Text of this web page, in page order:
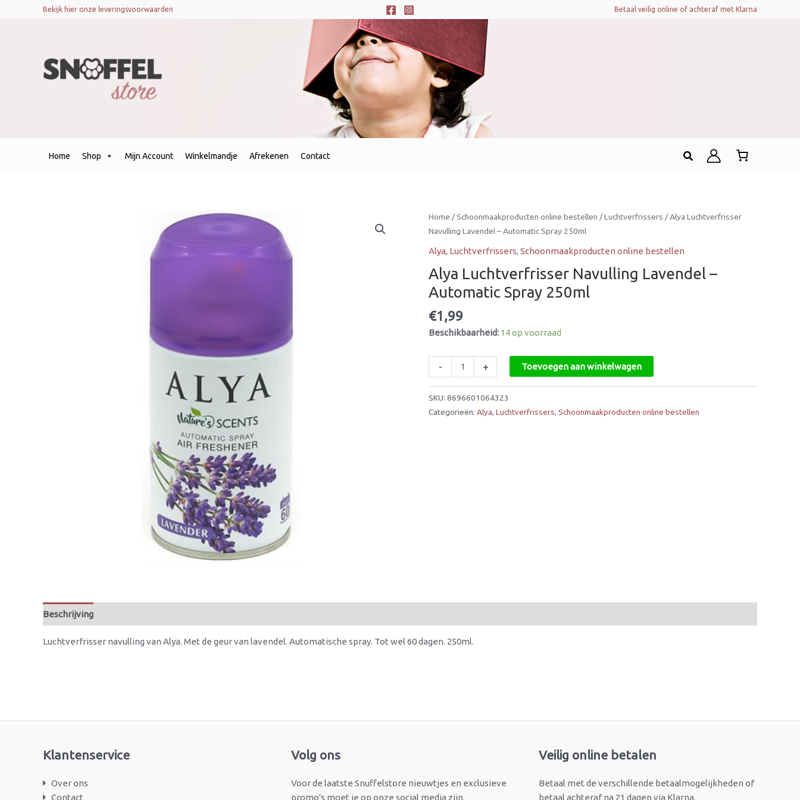
Bekijk hier onze leveringsvoorwaarden Betaal veilig online of achteraf met Klarna
Home Shop Mijn Account Winkelmandje Afrekenen Contact Zoeken
Home /Schoonmaakproducten online bestellen /Luchtverfrissers / Alya Luchtverfrisser
Navulling Lavendel – Automatic Spray 250ml
Alya, Luchtverfrissers, Schoonmaakproducten online bestellen
Alya Luchtverfrisser Navulling Lavendel –
Automatic Spray 250ml
€1,99
Beschikbaarheid: 14 op voorraad
-
Alya
Luchtverfrisser
Lavendel
–
Automatic
250ml
aantal
+ Toevoegen aan winkelwagen
SKU: 8696601064323
Categorieën: Alya, Luchtverfrissers, Schoonmaakproducten online bestellen
Beschrijving
Luchtverfrisser navulling van Alya. Met de geur van lavendel. Automatische spray. Tot wel 60 dagen. 250ml.
Klantenservice
Over ons
Contact
Volg ons
Voor de laatste Snuffelstore nieuwtjes en exclusieve
promo's moet je op onze social media zijn.
Facebook
Instagram Veilig online betalen
Betaal met de verschillende betaalmogelijkheden of
betaal achteraf na 21 dagen via Klarna.